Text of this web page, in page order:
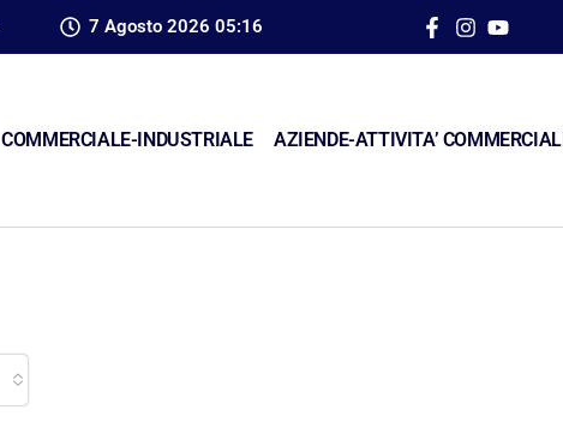
7 Agosto 2026 05:16
COMMERCIALE-INDUSTRIALE AZIENDE-ATTIVITA’ COMMERCIALI